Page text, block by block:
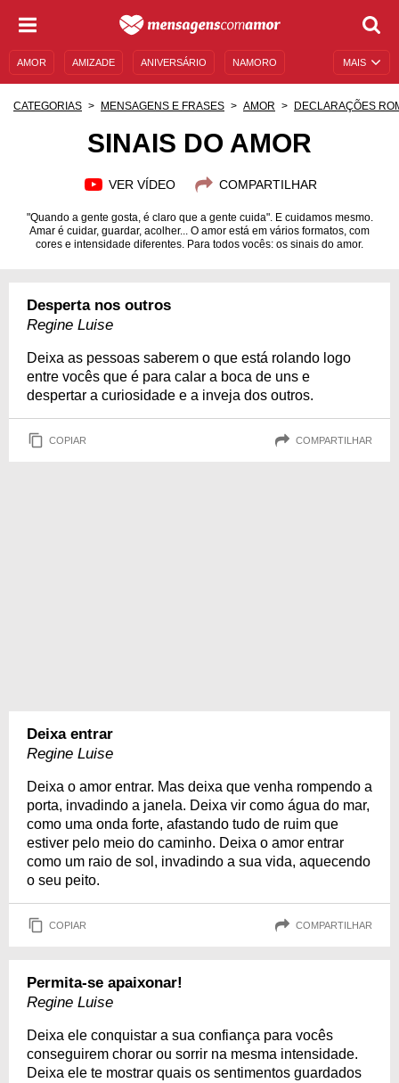
MAIS
AMOR AMIZADE ANIVERSÁRIO NAMORO
CATEGORIAS MENSAGENS E FRASES AMOR DECLARAÇÕES
SINAIS DO AMOR
VER VÍDEO COMPARTILHAR
"Quando a gente gosta, é claro que a gente cuida". E cuidamos mesmo.
Amar é cuidar, guardar, acolher... O amor está em vários formatos, com
cores e intensidade diferentes. Para todos vocês: os sinais do amor.
Desperta nos outros
Regine Luise
Deixa as pessoas saberem o que está rolando logo
entre vocês que é para calar a boca de uns e
despertar a curiosidade e a inveja dos outros.
COPIAR COMPARTILHAR
Deixa entrar
Regine Luise
Deixa o amor entrar. Mas deixa que venha rompendo a
porta, invadindo a janela. Deixa vir como água do mar,
como uma onda forte, afastando tudo de ruim que
estiver pelo meio do caminho. Deixa o amor entrar
como um raio de sol, invadindo a sua vida, aquecendo
o seu peito.
COPIAR COMPARTILHAR
Permita-se apaixonar!
Regine Luise
Deixa ele conquistar a sua confiança para vocês
conseguirem chorar ou sorrir na mesma intensidade.
Deixa ele te mostrar quais os sentimentos guardados